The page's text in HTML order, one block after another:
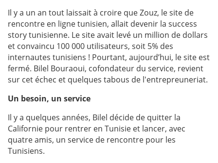
Il y a un an tout laissait à croire que Zouz, le site de
rencontre en ligne tunisien, allait devenir la success
story tunisienne. Le site avait levé un million de dollars
et convaincu 100 000 utilisateurs, soit 5% des
internautes tunisiens ! Pourtant, aujourd’hui, le site est
fermé. Bilel Bouraoui, cofondateur du service, revient
sur cet échec et quelques tabous de l'entrepreuneriat.
Un besoin, un service
Il y a quelques années, Bilel décide de quitter la
Californie pour rentrer en Tunisie et lancer, avec
quatre amis, un service de rencontre pour les
Tunisiens.